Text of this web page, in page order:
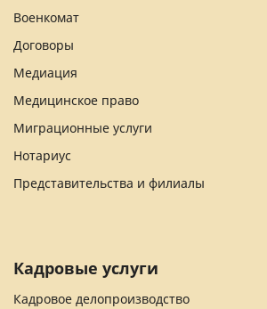
Военкомат
Договоры
Медиация
Медицинское право
Миграционные услуги
Нотариус
Представительства и филиалы
Кадровые услуги
Кадровое делопроизводство